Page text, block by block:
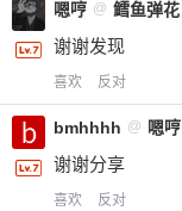
嗯哼 @ 鳕鱼弹花
谢谢发现
喜欢 反对
bmhhhh @ 嗯哼
谢谢分享
喜欢 反对